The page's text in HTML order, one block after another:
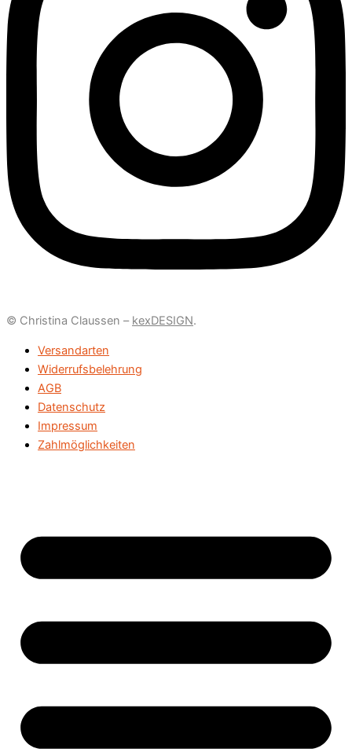
© Christina Claussen – kexDESIGN.
Versandarten
Widerrufsbelehrung
AGB
Datenschutz
Impressum
Zahlmöglichkeiten